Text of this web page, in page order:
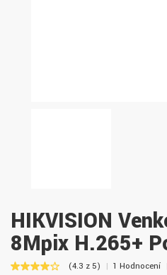
HIKVISION
8Mpix H.265+
(4.3 z 5) 1 Hodnocení